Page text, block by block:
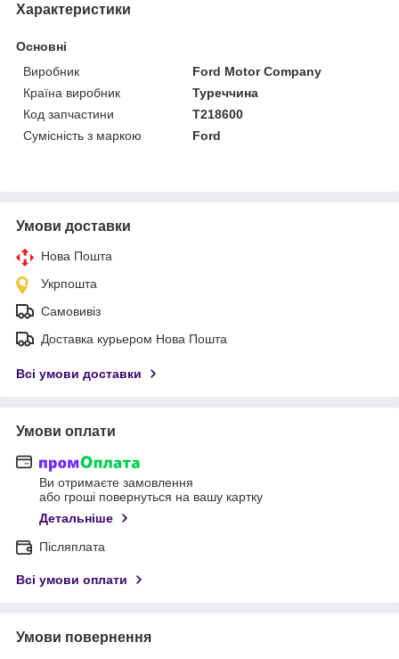
Характеристики
Основні
Виробник
Ford Motor Company
Країна виробник
Туреччина
Код запчастини
T218600
Сумісність з маркою
Ford
Умови доставки
Нова Пошта
Укрпошта
Самовивіз
Доставка курьером Нова Пошта
Всі умови доставки
Умови оплати
Ви отримаєте замовлення
або гроші повернуться на вашу картку
Детальніше
Післяплата
Всі умови оплати
Умови повернення